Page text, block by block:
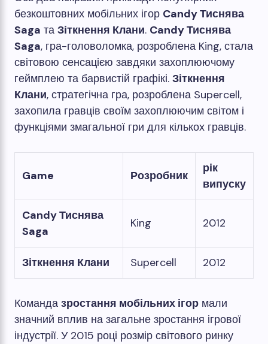
безкоштовних мобільних ігор Candy Тиснява
Saga та Зіткнення Клани. Candy Тиснява
Saga, гра-головоломка, розроблена King, стала
світовою сенсацією завдяки захоплюючому
геймплею та барвистій графікі. Зіткнення
Клани, стратегічна гра, розроблена Supercell,
захопила гравців своїм захоплюючим світом і
функціями змагальної гри для кількох гравців.
Game Розробник
рік
випуску
Candy Тиснява
Saga
King 2012
Зіткнення Клани Supercell 2012
Команда зростання мобільних ігор мали
значний вплив на загальне зростання ігрової
індустрії. У 2015 році розмір світового ринку